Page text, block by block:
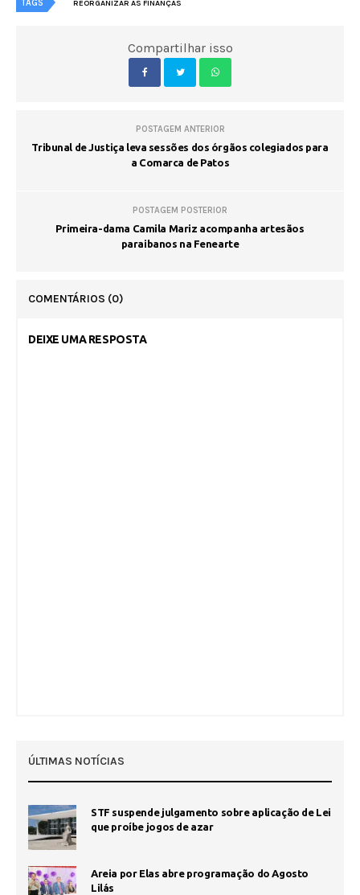
TAGS REORGANIZAR AS FINANÇAS
Compartilhar isso
POSTAGEM ANTERIOR
Tribunal de Justiça leva sessões dos órgãos colegiados para
a Comarca de Patos
POSTAGEM POSTERIOR
Primeira-dama Camila Mariz acompanha artesãos
paraibanos na Fenearte
COMENTÁRIOS (0)
DEIXE UMA RESPOSTA
ÚLTIMAS NOTÍCIAS
STF suspende julgamento sobre aplicação de Lei
que proíbe jogos de azar
Areia por Elas abre programação do Agosto
Lilás